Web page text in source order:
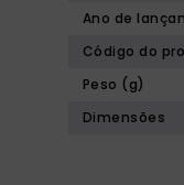
Ano de
Código do
Peso (g)
Dimensões